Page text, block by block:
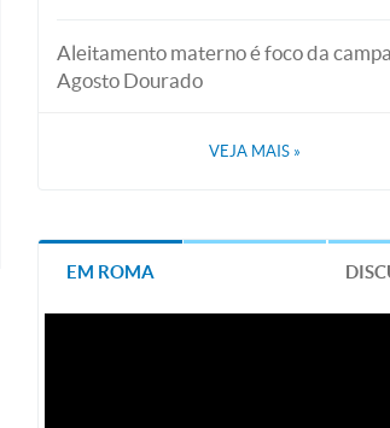
Aleitamento materno é foco da
Agosto Dourado
VEJA MAIS »
EM ROMA